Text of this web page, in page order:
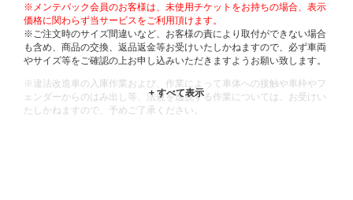
※メンテパック会員のお客様は、未使用チケットをお持ちの場合、表示
価格に関わらず当サービスをご利用頂けます。
※ご注文時のサイズ間違いなど、お客様の責により取付ができない場合
も含め、商品の交換、返品返金等お受けいたしかねますので、必ず車両
やサイズ等をご確認の上お申し込みいただきますようお願い致します。
※違法改造車の入庫作業および、作業によって車体への接触や車枠やフ
ェンダーからのはみ出し等、法規を逸脱する作業については、お受けい
たしかねますので、予めご了承ください。